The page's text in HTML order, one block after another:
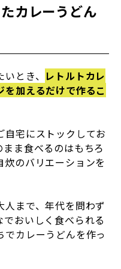
カレーうどん
とき、 レトルトカレ
加えるだけで作るこ
自宅にストックしてお
ま食べるのはもちろ
のバリエーションを
人まで、年代を問わず
おいしく食べられる
でカレーうどんを作っ